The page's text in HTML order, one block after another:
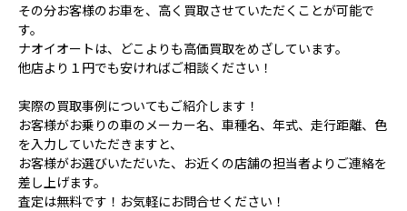
その分お客様のお車を、高く買取させていただくことが可能で
す。
ナオイオートは、どこよりも高価買取をめざしています。
他店より１円でも安ければご相談ください！
実際の買取事例についてもご紹介します！
お客様がお乗りの車のメーカー名、車種名、年式、走行距離、色
を入力していただきますと、
お客様がお選びいただいた、お近くの店舗の担当者よりご連絡を
差し上げます。
査定は無料です！お気軽にお問合せください！